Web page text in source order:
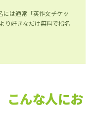
は通常「英作文チケッ
り好きなだけ無料で指名
こんな人にお